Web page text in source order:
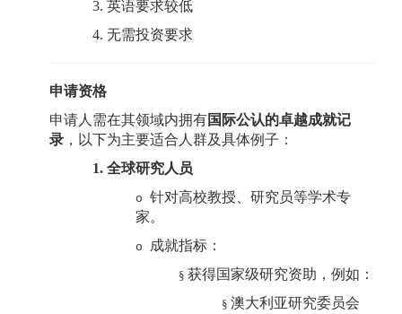
3. 英语要求较低
4. 无需投资要求
申请资格
申请人需在其领域内拥有国际公认的卓越成就记
录 ，以下为主要适合人群及具体例子：
1. 全球研究人员
o 针对高校教授、研究员等学术专
家。
o 成就指标：
§ 获得国家级研究资助，例如：
§ 澳大利亚研究委员会